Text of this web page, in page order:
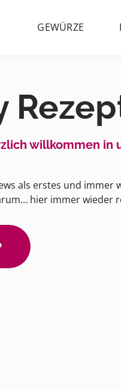
GEWÜRZE
willkommen in
als erstes und immer
hier immer wieder